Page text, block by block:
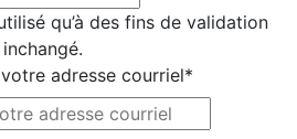
qu’à des fins de validation
adresse courriel*